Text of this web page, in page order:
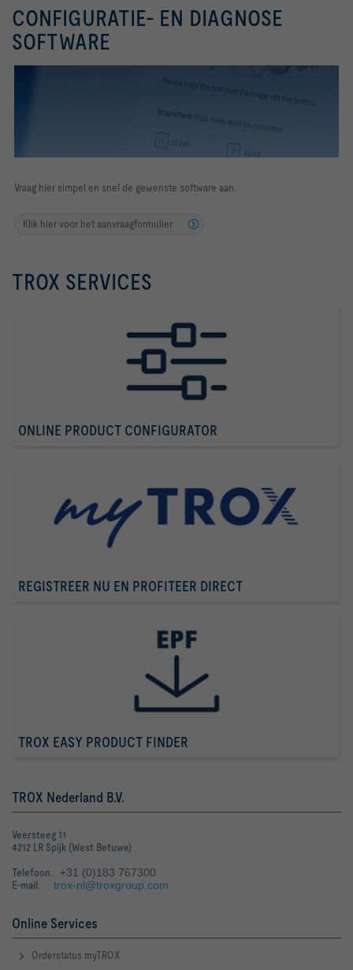
CONFIGURATIE- EN DIAGNOSE
SOFTWARE
Vraag hier simpel en snel de gewenste software aan.
Klik hier voor het aanvraagformulier
TROX SERVICES
ONLINE PRODUCT CONFIGURATOR
REGISTREER NU EN PROFITEER DIRECT
TROX EASY PRODUCT FINDER
TROX Nederland B.V.
Veersteeg 11
4212 LR Spijk (West Betuwe)
Telefoon: +31 (0)183 767300
E-mail: trox-nl@troxgroup.com
Online Services
Orderstatus myTROX